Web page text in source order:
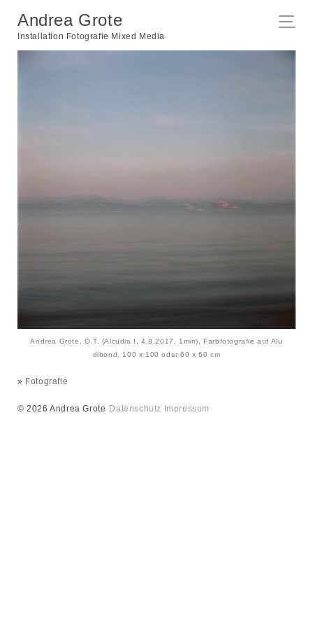
Andrea Grote
Installation Fotografie Mixed Media
Andrea Grote, O.T. (Alcudia I, 4.8.2017, 1min), Farbfotografie auf Alu
dibond, 100 x 100 oder 60 x 60 cm
» Fotografie
© 2026 Andrea Grote Datenschutz Impressum